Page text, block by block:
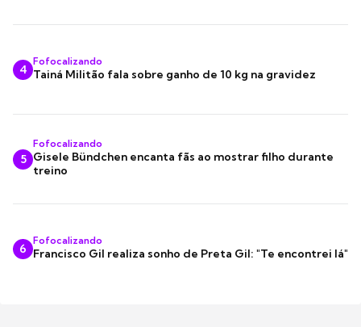
4
Fofocalizando
Tainá Militão fala sobre ganho de 10 kg na gravidez
5
Fofocalizando
Gisele Bündchen encanta fãs ao mostrar filho durante
treino
6
Fofocalizando
Francisco Gil realiza sonho de Preta Gil: "Te encontrei lá"